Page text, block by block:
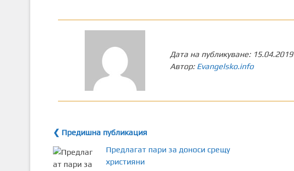
Дата на публикуване: 15.04.2019
Автор: Evangelsko.info
❮ Предишна публикация
Предлагат пари за доноси срещу
християни